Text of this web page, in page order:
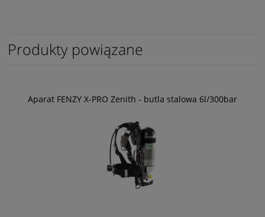
Produkty powiązane
Aparat FENZY X-PRO Zenith - butla stalowa 6l/300bar